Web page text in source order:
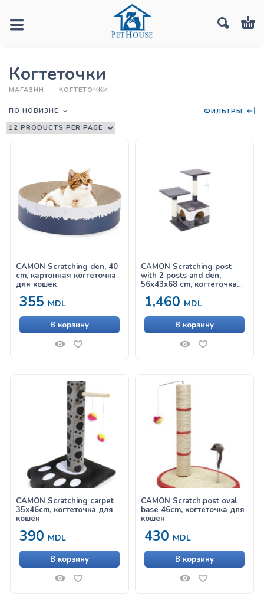
Когтеточки
МАГАЗИН КОГТЕТОЧКИ
ПО НОВИЗНЕ ФИЛЬТРЫ
CAMON Scratching den, 40
cm, картонная когтеточка
для кошек
355 MDL
В корзину
CAMON Scratching post
with 2 posts and den,
56x43x68 cm, когтеточка
1,460 MDL
В корзину
CAMON Scratching carpet
35x46cm, когтеточка для
кошек
390 MDL
В корзину
CAMON Scratch.post oval
base 46cm, когтеточка для
кошек
430 MDL
В корзину